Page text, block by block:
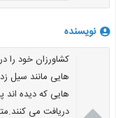
نویسنده
کشاورزان خود را
هایی مانند سیل
هایی که دیده اند
دریافت می